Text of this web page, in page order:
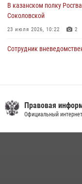
В казанском полку
Соколовской
23 июля 2026, 10:22 2
Сотрудник
силовом ведомстве
14 июля 2026, 12:39 1
Правовая
Официальный